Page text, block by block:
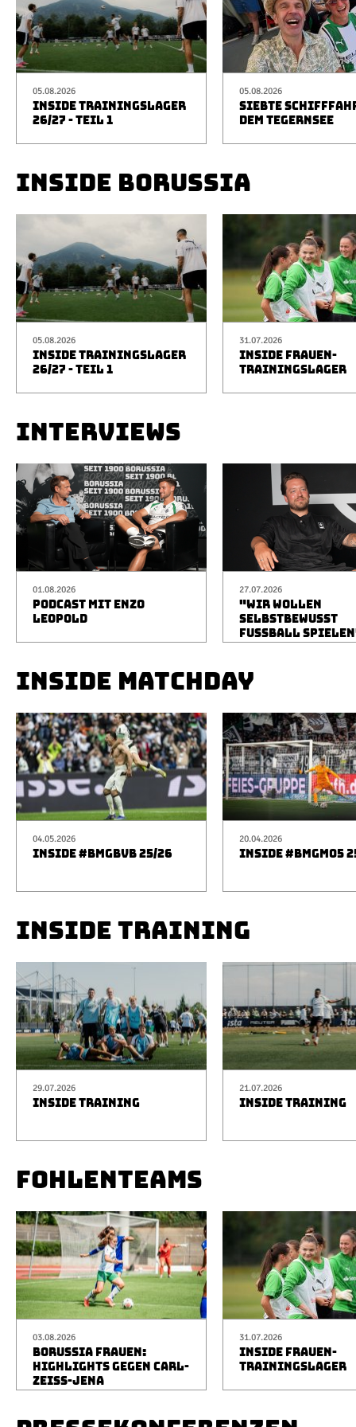
05.08.2026
INSIDE TRAININGSLAGER
26/27 - TEIL 1
05.08.2026
SIEBTE
DEM TEGERNSEE
INSIDE BORUSSIA
05.08.2026
INSIDE TRAININGSLAGER
26/27 - TEIL 1
31.07.2026
INSIDE FRAUEN-
TRAININGSLAGER
INTERVIEWS
01.08.2026
PODCAST MIT ENZO
LEOPOLD
27.07.2026
"WIR WOLLEN
SELBSTBEWUSST
FUSSBALL
INSIDE MATCHDAY
04.05.2026
INSIDE #BMGBVB 25/26
20.04.2026
INSIDE #BMGM05
INSIDE TRAINING
29.07.2026
INSIDE TRAINING
21.07.2026
INSIDE TRAINING
FOHLENTEAMS
03.08.2026
BORUSSIA FRAUEN:
HIGHLIGHTS GEGEN CARL-
ZEISS-JENA
31.07.2026
INSIDE FRAUEN-
TRAININGSLAGER